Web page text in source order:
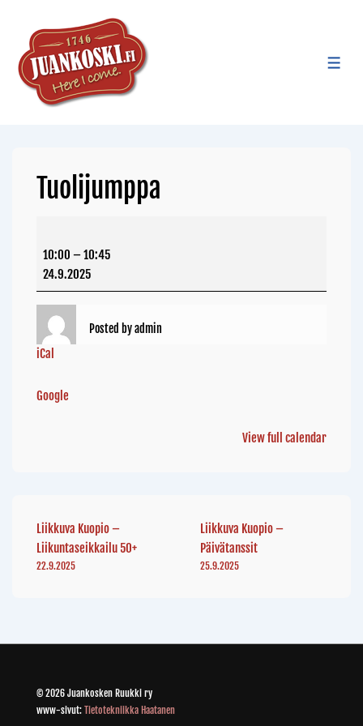
Tuolijumppa
10:00 –10:45
24.9.2025
Posted byadmin
iCal
Google
View full calendar
Liikkuva Kuopio –
Liikuntaseikkailu 50+
22.9.2025
Liikkuva Kuopio –
Päivätanssit
25.9.2025
© 2026 Juankosken Ruukki ry
www-sivut: Tietotekniikka Haatanen